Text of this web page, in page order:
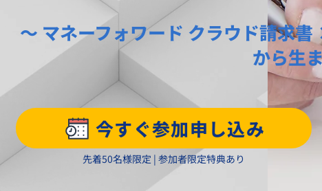
～ マネーフォワード クラウド請求
から生まれた「
今すぐ参加申し込み
先着50名様限定 | 参加者限定特典あり